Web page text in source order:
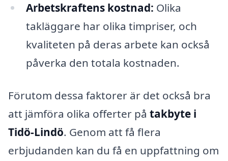
Arbetskraftens kostnad: Olika
takläggare har olika timpriser, och
kvaliteten på deras arbete kan också
påverka den totala kostnaden.
Förutom dessa faktorer är det också bra
att jämföra olika offerter på takbyte i
Tidö-Lindö. Genom att få flera
erbjudanden kan du få en uppfattning om